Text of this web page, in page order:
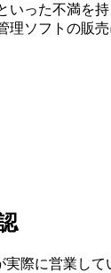
いった不満を持
理ソフトの販売
実際に営業して